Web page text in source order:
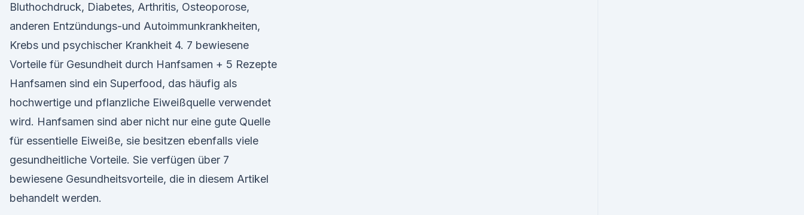
Bluthochdruck, Diabetes, Arthritis, Osteoporose,
anderen Entzündungs-und Autoimmunkrankheiten,
Krebs und psychischer Krankheit 4. 7 bewiesene
Vorteile für Gesundheit durch Hanfsamen + 5 Rezepte
Hanfsamen sind ein Superfood, das häufig als
hochwertige und pflanzliche Eiweißquelle verwendet
wird. Hanfsamen sind aber nicht nur eine gute Quelle
für essentielle Eiweiße, sie besitzen ebenfalls viele
gesundheitliche Vorteile. Sie verfügen über 7
bewiesene Gesundheitsvorteile, die in diesem Artikel
behandelt werden.